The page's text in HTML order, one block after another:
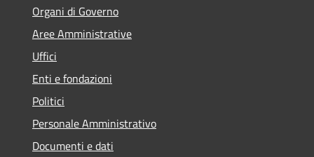
Organi di Governo
Aree Amministrative
Uffici
Enti e fondazioni
Politici
Personale Amministrativo
Documenti e dati